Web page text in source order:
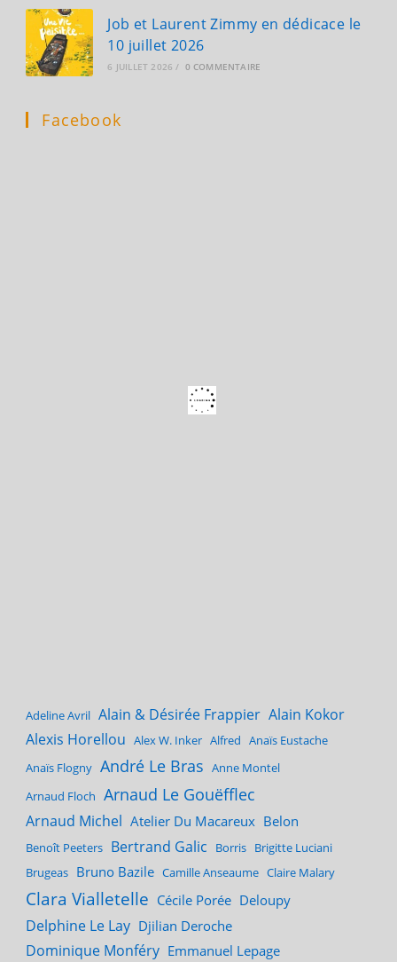
Job et Laurent Zimmy en dédicace le
10 juillet 2026
6 JUILLET 2026 / 0 COMMENTAIRE
Facebook
Adeline Avril Alain & Désirée Frappier Alain Kokor
Alexis Horellou Alex W. Inker Alfred Anaïs Eustache
Anaïs Flogny André Le Bras Anne Montel
Arnaud Floch Arnaud Le Gouëfflec
Arnaud Michel Atelier Du Macareux Belon
Benoît Peeters Bertrand Galic Borris Brigitte Luciani
Brugeas Bruno Bazile Camille Anseaume Claire Malary
Clara Vialletelle Cécile Porée Deloupy
Delphine Le Lay Djilian Deroche
Dominique Monféry Emmanuel Lepage